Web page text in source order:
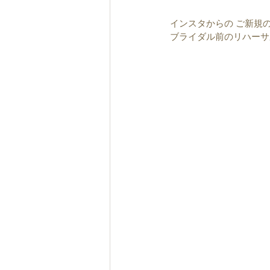
インスタからの ご新規
ブライダル前のリハー